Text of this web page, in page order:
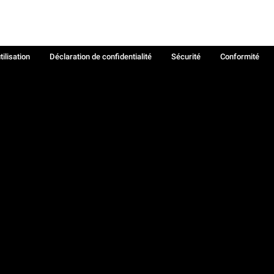
Déclaration de confidentialité Sécurité
Conformité